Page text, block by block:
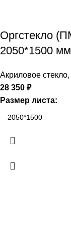
Оргстекло
2050*1500 мм
Акриловое стекло,
28 350 ₽
Размер листа: